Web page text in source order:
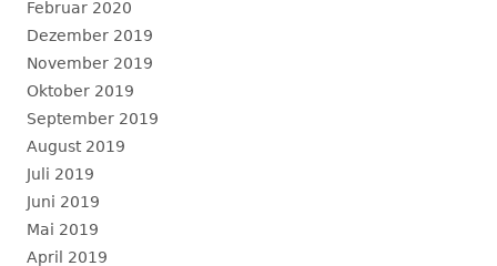
Februar 2020
Dezember 2019
November 2019
Oktober 2019
September 2019
August 2019
Juli 2019
Juni 2019
Mai 2019
April 2019